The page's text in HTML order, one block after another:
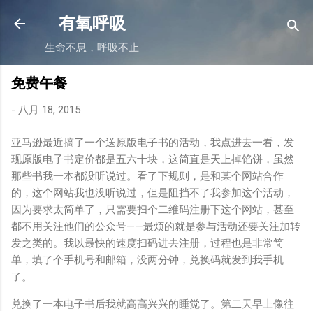
有氧呼吸
生命不息，呼吸不止
免费午餐
- 八月 18, 2015
亚马逊最近搞了一个送原版电子书的活动，我点进去一看，发
现原版电子书定价都是五六十块，这简直是天上掉馅饼，虽然
那些书我一本都没听说过。看了下规则，是和某个网站合作
的，这个网站我也没听说过，但是阻挡不了我参加这个活动，
因为要求太简单了，只需要扫个二维码注册下这个网站，甚至
都不用关注他们的公众号——最烦的就是参与活动还要关注加转
发之类的。我以最快的速度扫码进去注册，过程也是非常简
单，填了个手机号和邮箱，没两分钟，兑换码就发到我手机
了。
兑换了一本电子书后我就高高兴兴的睡觉了。第二天早上像往